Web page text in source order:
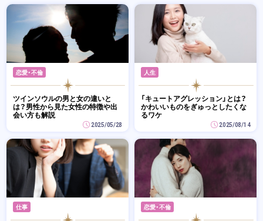
恋愛・不倫
ツインソウルの男と女の違いと
は？男性から見た女性の特徴や出
会い方も解説
2025/05/28
人生
「キュートアグレッション」とは？
かわいいものをぎゅっとしたくな
るワケ
2025/08/14
仕事 恋愛・不倫